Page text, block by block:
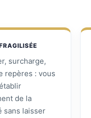
surcharge,
repères : vous
de la
sans laisser